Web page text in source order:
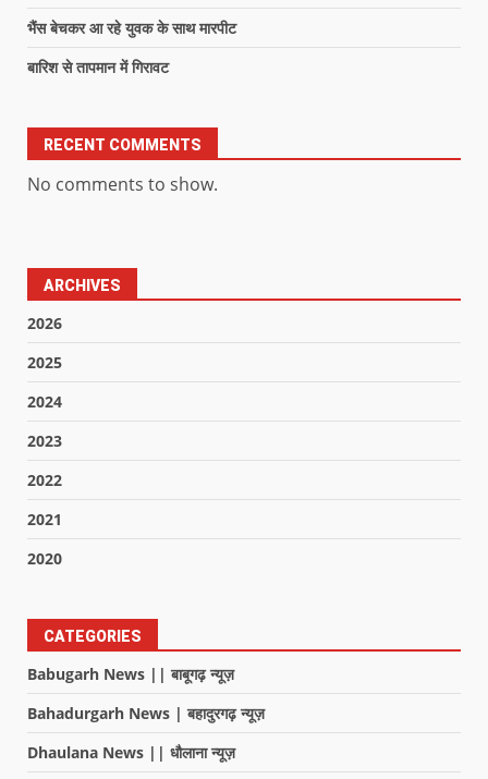
भैंस बेचकर आ रहे युवक के साथ मारपीट
बारिश से तापमान में गिरावट
RECENT COMMENTS
No comments to show.
ARCHIVES
2026
2025
2024
2023
2022
2021
2020
CATEGORIES
Babugarh News || बाबूगढ़ न्यूज़
Bahadurgarh News | बहादुरगढ़ न्यूज़
Dhaulana News || धौलाना न्यूज़